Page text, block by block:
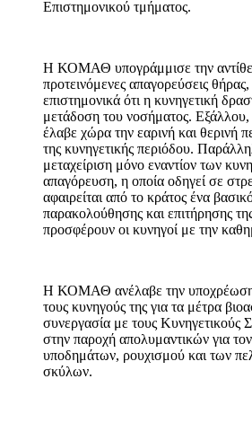
Επιστημονικού τμήματος.
Η ΚΟΜΑΘ υπογράμμισε την
προτεινόμενες απαγορεύσεις
επιστημονικά ότι η κυνηγετική
μετάδοση του νοσήματος. Εξάλλου,
έλαβε χώρα την εαρινή και θερινή
της κυνηγετικής περιόδου.
μεταχείριση μόνο εναντίον των
απαγόρευση, η οποία οδηγεί σε
αφαιρείται από το κράτος ένα
παρακολούθησης και επιτήρησης
προσφέρουν οι κυνηγοί με την
Η ΚΟΜΑΘ ανέλαβε την υποχρέωση
τους κυνηγούς της για τα μέτρα
συνεργασία με τους Κυνηγετικούς
στην παροχή απολυμαντικών για
υποδημάτων, ρουχισμού και των
σκύλων.